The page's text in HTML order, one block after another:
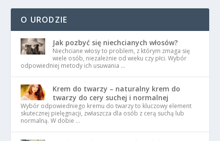
O URODZIE
Jak pozbyć się niechcianych włosów?
Niechciane włosy to problem, z którym zmaga się
wiele osób, niezależnie od wieku czy płci. Wybór
odpowiedniej metody ich usuwania …
Krem do twarzy – naturalny krem do
twarzy do cery suchej i normalnej
Wybór odpowiedniego kremu do twarzy to kluczowy element
skutecznej pielęgnacji, zwłaszcza dla osób z cerą suchą lub
normalną. W dobie …